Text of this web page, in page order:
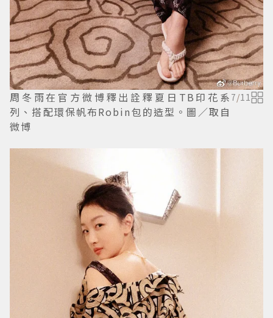
周冬雨在官方微博釋出詮釋夏日TB印花系
列、搭配環保帆布Robin包的造型。圖／取自
微博
7/11